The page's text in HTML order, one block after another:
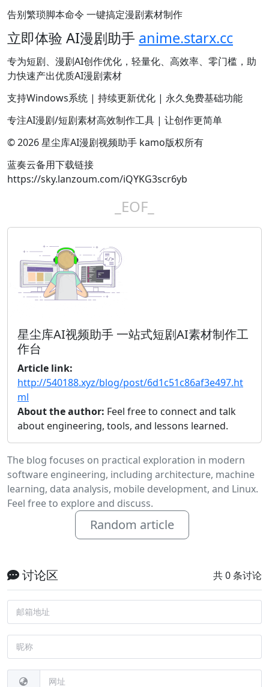
告别繁琐脚本命令 一键搞定漫剧素材制作
立即体验 AI漫剧助手 anime.starx.cc
专为短剧、漫剧AI创作优化，轻量化、高效率、零门槛，助
力快速产出优质AI漫剧素材
支持Windows系统 | 持续更新优化 | 永久免费基础功能
专注AI漫剧/短剧素材高效制作工具 | 让创作更简单
© 2026 星尘库AI漫剧视频助手 kamo版权所有
蓝奏云备用下载链接
https://sky.lanzoum.com/iQYKG3scr6yb
_EOF_
星尘库AI视频助手 一站式短剧AI素材制作工
作台
Article link:
http://540188.xyz/blog/post/6d1c51c86af3e497.ht
ml
About the author: Feel free to connect and talk
about engineering, tools, and lessons learned.
The blog focuses on practical exploration in modern
software engineering, including architecture, machine
learning, data analysis, mobile development, and Linux.
Feel free to explore and discuss.
Random article
讨论区 共 0 条讨论